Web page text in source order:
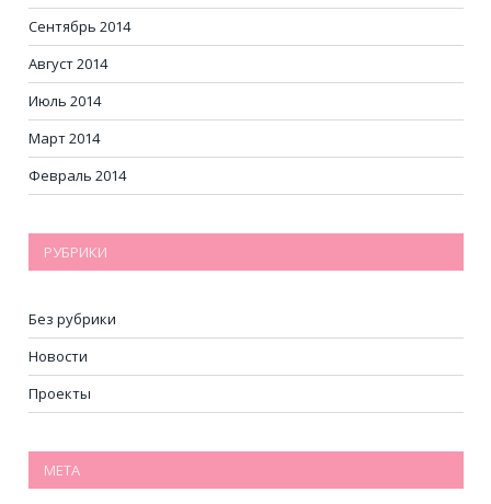
Сентябрь 2014
Август 2014
Июль 2014
Март 2014
Февраль 2014
РУБРИКИ
Без рубрики
Новости
Проекты
МЕТА